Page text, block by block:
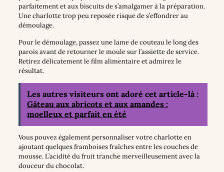
parfaitement et aux biscuits de s’amalgamer à la préparation.
Une charlotte trop peu reposée risque de s’effondrer au
démoulage.
Pour le démoulage, passez une lame de couteau le long des
parois avant de retourner le moule sur l’assiette de service.
Retirez délicatement le film alimentaire et admirez le
résultat.
Les autres visiteurs ont adoré cet article-là :
Gâteau aux abricots et aux amandes :
moelleux et parfait en été
Vous pouvez également personnaliser votre charlotte en
ajoutant quelques framboises fraîches entre les couches de
mousse. L’acidité du fruit tranche merveilleusement avec la
douceur du chocolat.